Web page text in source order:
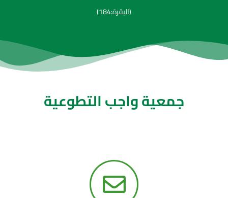
(البقرة:184)
جمعية واجب التطوعية